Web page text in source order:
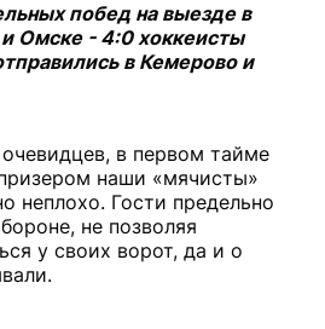
побед на выезде в
Омске - 4:0 хоккеисты
в Кемерово и
в первом тайме
наши «мячисты»
неплохо. Гости предельно
не позволяя
у своих ворот, да и о